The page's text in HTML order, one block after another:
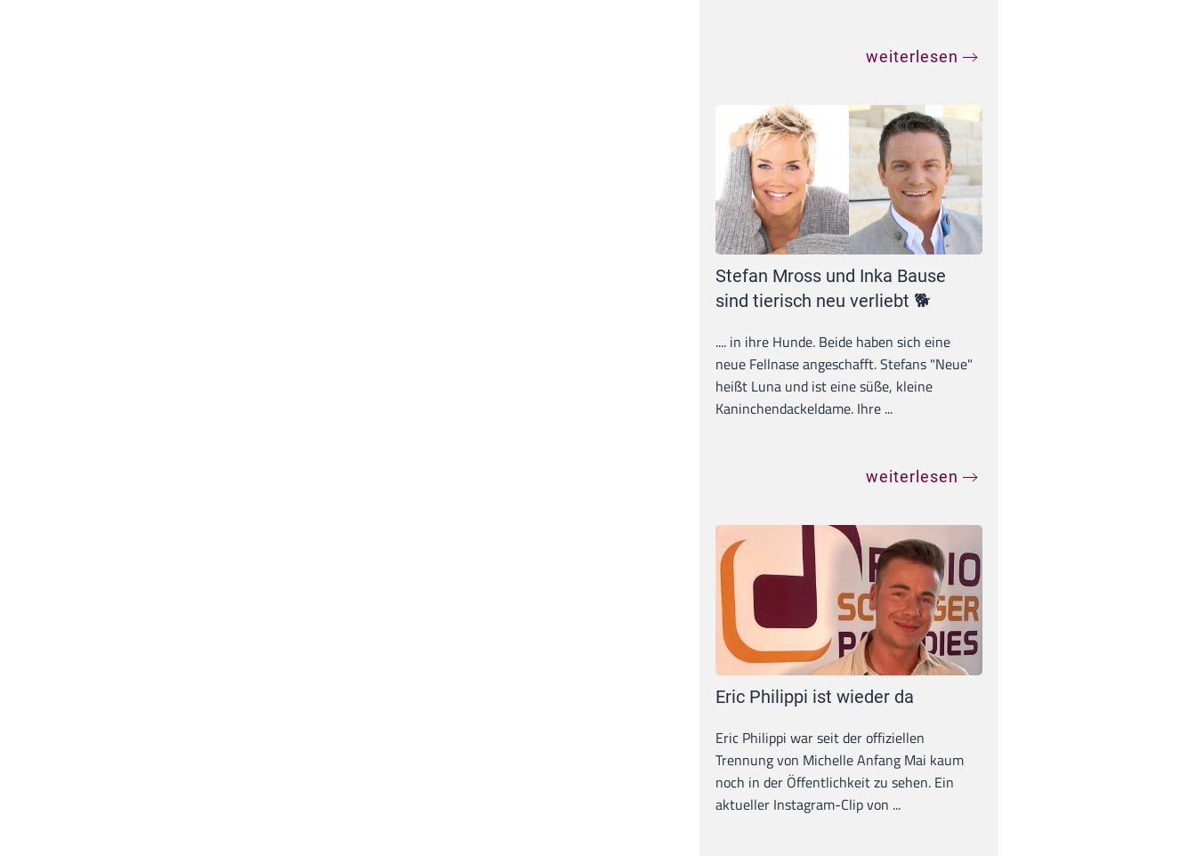
weiterlesen
Stefan Mross und Inka Bause
sind tierisch neu verliebt 🐕
.... in ihre Hunde. Beide haben sich eine
neue Fellnase angeschafft. Stefans "Neue"
heißt Luna und ist eine süße, kleine
Kaninchendackeldame. Ihre ...
weiterlesen
Eric Philippi ist wieder da
Eric Philippi war seit der offiziellen
Trennung von Michelle Anfang Mai kaum
noch in der Öffentlichkeit zu sehen. Ein
aktueller Instagram-Clip von ...